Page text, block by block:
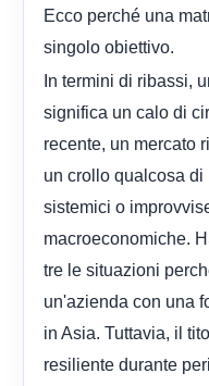
Ecco perché una
singolo obiettivo.
In termini di ribassi,
significa un calo di
recente, un mercato
un crollo qualcosa
sistemici o
macroeconomiche.
tre le situazioni
un'azienda con una
in Asia. Tuttavia, il
resiliente durante